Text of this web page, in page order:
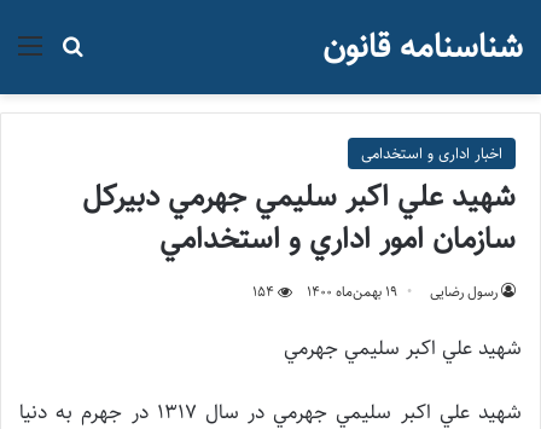
جستجو شناسنامه قانون
اخبار اداری و استخدامی
شهيد علي اكبر سليمي جهرمي دبيركل
سازمان امور اداري و استخدامي
رسول رضایی ۱۹ بهمن‌ماه ۱۴۰۰ 154
شهيد علي اكبر سليمي جهرمي
شهيد علي اكبر سليمي جهرمي در سال 1317 در جهرم به دنیا